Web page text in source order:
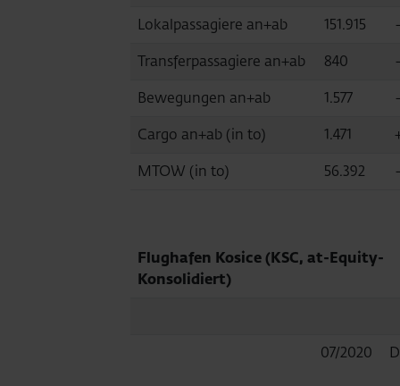
Lokalpassagiere an+ab
151.915
Transferpassagiere an+ab
840
Bewegungen an+ab
1.577
Cargo an+ab (in to)
1.471
MTOW (in to)
56.392
Flughafen Kosice (KSC, at-Equity-
Konsolidiert)
07/2020